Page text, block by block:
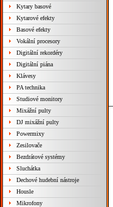
Kytary basové
Kytarové efekty
Basové efekty
Vokální procesory
Digitální rekordéry
Digitální piána
Klávesy
PA technika
Studiové monitory
Mixážní pulty
DJ mixážní pulty
Powermixy
Zesilovače
Bezdrátové systémy
Sluchátka
Dechové hudební nástroje
Housle
Mikrofony